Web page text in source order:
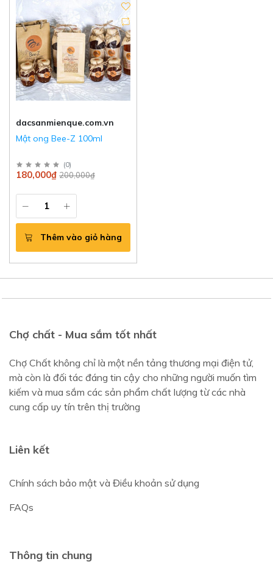
dacsanmienque.com.vn
Mật ong Bee-Z 100ml
(0)
200,000₫
180,000₫
Thêm vào giỏ hàng
Chợ chất - Mua sắm tốt nhất
Chợ Chất không chỉ là một nền tảng thương mại điện tử,
mà còn là đối tác đáng tin cậy cho những người muốn tìm
kiếm và mua sắm các sản phẩm chất lượng từ các nhà
cung cấp uy tín trên thị trường
Liên kết
Chính sách bảo mật và Điều khoản sử dụng
FAQs
Thông tin chung